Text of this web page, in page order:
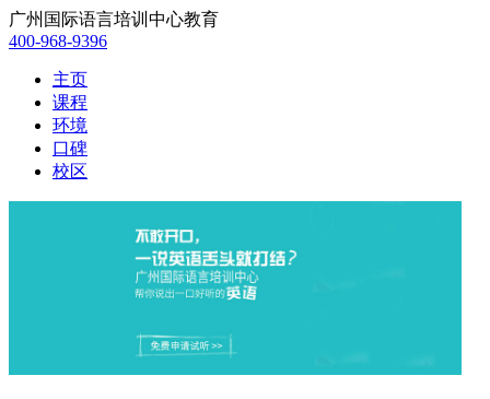
广州国际语言培训中心教育
400-968-9396
主页
课程
环境
口碑
校区